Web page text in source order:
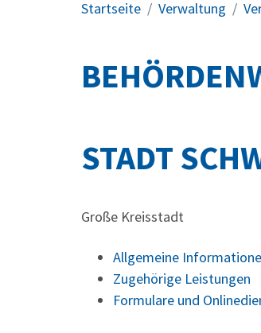
Startseite Verwaltung
STADT
Große Kreisstadt
Allgemeine
Zugehörige Leistungen
Formulare und